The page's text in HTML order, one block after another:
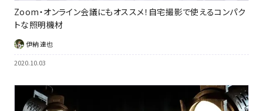
Zoom・オンライン会議にもオススメ！自宅撮影で使えるコンパク
トな照明機材
伊納 達也
2020.10.03